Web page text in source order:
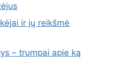
ir jų reikšmė
– trumpai apie ką